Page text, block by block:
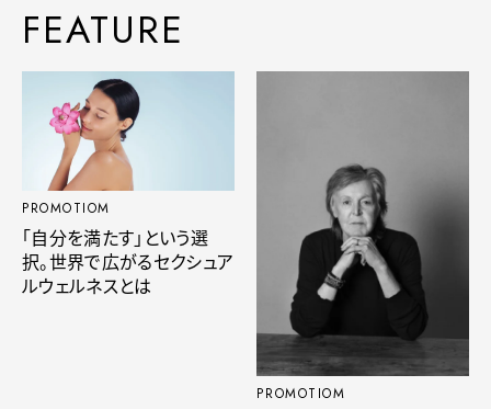
FEATURE
PROMOTIOM
「自分を満たす」という選
択。世界で広がるセクシュア
ルウェルネスとは
PROMOTIOM